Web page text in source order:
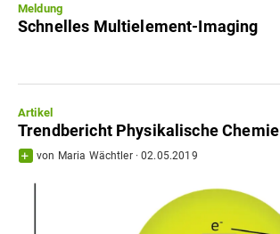
Meldung
Schnelles Multielement-Imaging
Artikel
Trendbericht Physikalische Chemie
von Maria Wächtler·02.05.2019